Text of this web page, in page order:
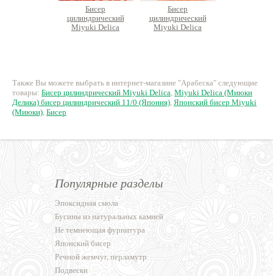
Бисер
цилиндрический
Miyuki Delica
Бисер
цилиндрический
Miyuki Delica
Также Вы можете выбрать в интернет-магазине "Арабеска" следующие
товары: Бисер цилиндрический Miyuki Delica, Miyuki Delica (Миюки
Делика) бисер цилиндрический 11/0 (Япония), Японский бисер Miyuki
(Миюки), Бисер
Популярные разделы
Эпоксидная смола
Бусины из натуральных камней
Не темнеющая фурнитура
Японский бисер
Речной жемчуг, перламутр
Подвески